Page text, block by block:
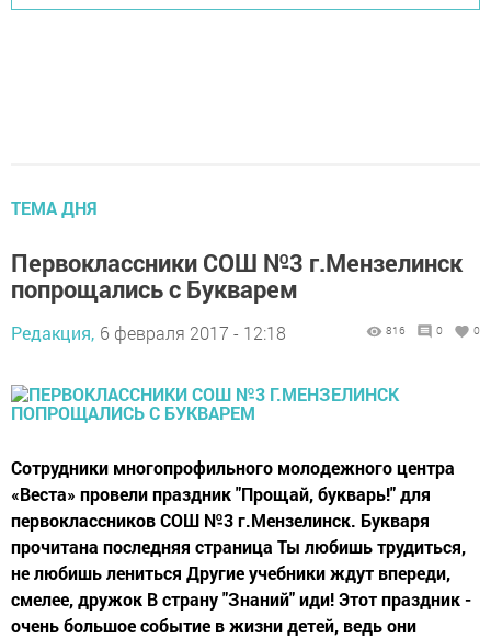
ТЕМА ДНЯ
Первоклассники СОШ №3 г.Мензелинск
попрощались с Букварем
Редакция, 6 февраля 2017 - 12:18 816 0 0
Сотрудники многопрофильного молодежного центра
«Веста» провели праздник "Прощай, букварь!" для
первоклассников СОШ №3 г.Мензелинск. Букваря
прочитана последняя страница Ты любишь трудиться,
не любишь лениться Другие учебники ждут впереди,
смелее, дружок В страну "Знаний" иди! Этот праздник -
очень большое событие в жизни детей, ведь они